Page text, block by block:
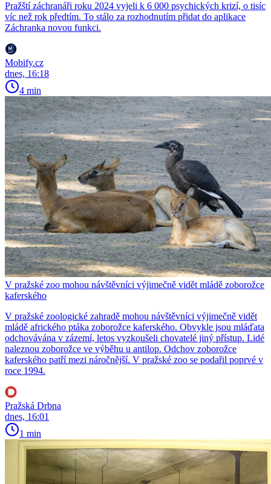
Pražští záchranáři roku 2024 vyjeli k 6 000 psychických krizí, o tisíc
víc než rok předtím. To stálo za rozhodnutím přidat do aplikace
Záchranka novou funkci.
Mobify.cz
dnes, 16:18
4 min
V pražské zoo mohou návštěvníci výjimečně vidět mládě zoborožce
kaferského
V pražské zoologické zahradě mohou návštěvníci výjimečně vidět
mládě afrického ptáka zoborožce kaferského. Obvykle jsou mláďata
odchovávána v zázemí, letos vyzkoušeli chovatelé jiný přístup. Lidé
naleznou zoborožce ve výběhu u antilop. Odchov zoborožce
kaferského patří mezi náročnější. V pražské zoo se podařil poprvé v
roce 1994.
Pražská Drbna
dnes, 16:01
1 min